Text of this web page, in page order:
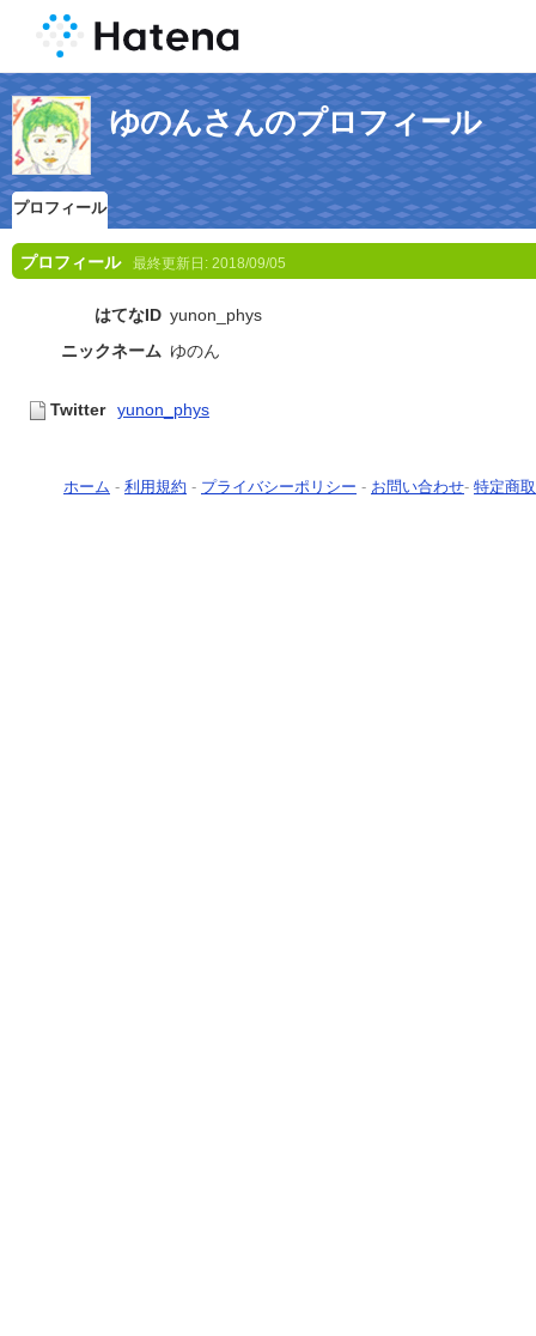
ゆのんさんのプロフィール
プロフィール
プロフィール 最終更新日: 2018/09/05
はてなID yunon_phys
ニックネーム ゆのん
Twitter yunon_phys
ホーム - 利用規約 - プライバシーポリシー - お問い合わせ- 特定商